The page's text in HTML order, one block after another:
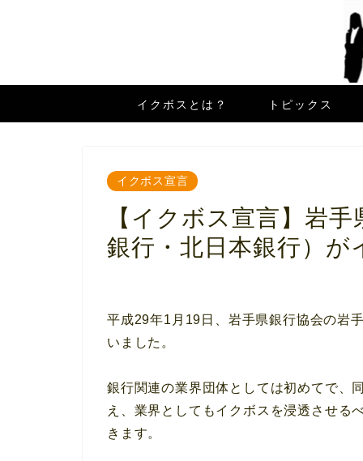
イクボスとは？ トピックス
イクボス宣言
【イクボス宣言】岩
銀行・北日本銀行）が
平成29年1月19日、岩手県銀行協会の岩
いました。
銀行関連の業界団体としては初めてで、
え、業界としてもイクボスを浸透させる
きます。